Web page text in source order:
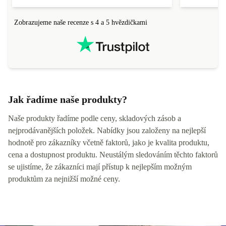
Zobrazujeme naše recenze s 4 a 5 hvězdičkami
Jak řadíme naše produkty?
Naše produkty řadíme podle ceny, skladových zásob a
nejprodávanějších položek. Nabídky jsou založeny na nejlepší
hodnotě pro zákazníky včetně faktorů, jako je kvalita produktu,
cena a dostupnost produktu. Neustálým sledováním těchto faktorů
se ujistíme, že zákazníci mají přístup k nejlepším možným
produktům za nejnižší možné ceny.